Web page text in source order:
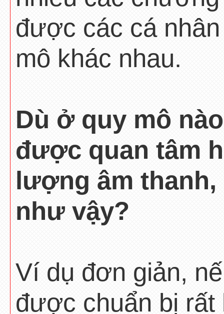
được các cá
mô khác nhau.
Dù ở quy mô
được quan tâm
lượng âm thanh,
như vậy?
Ví dụ đơn giản,
được chuẩn bị rất